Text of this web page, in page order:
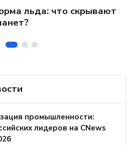
льда: что скрывают
промышленности:
лидеров на CNews